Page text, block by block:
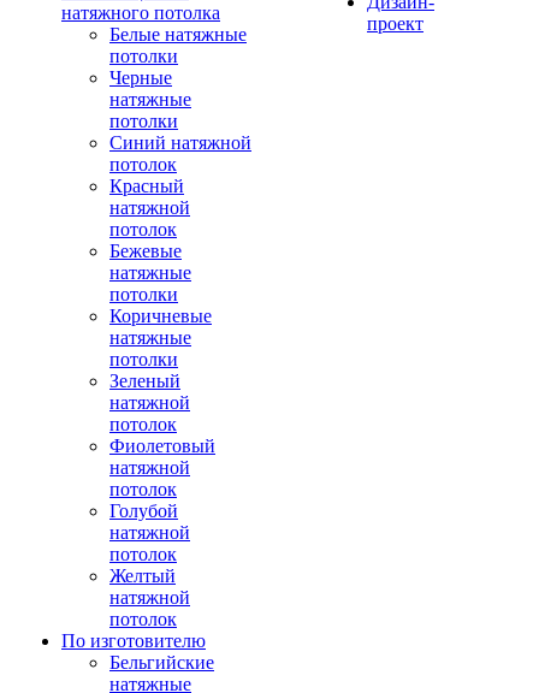
натяжного потолка
Белые натяжные
потолки
Черные
натяжные
потолки
Синий натяжной
потолок
Красный
натяжной
потолок
Бежевые
натяжные
потолки
Коричневые
натяжные
потолки
Зеленый
натяжной
потолок
Фиолетовый
натяжной
потолок
Голубой
натяжной
потолок
Желтый
натяжной
потолок
По изготовителю
Бельгийские
натяжные
проект